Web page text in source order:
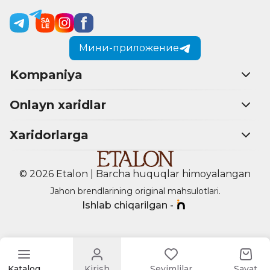
Мини-приложение
Kompaniya
Onlayn xaridlar
Xaridorlarga
© 2026 Etalon | Barcha huquqlar himoyalangan
Jahon brendlarining original mahsulotlari.
Ishlab chiqarilgan -